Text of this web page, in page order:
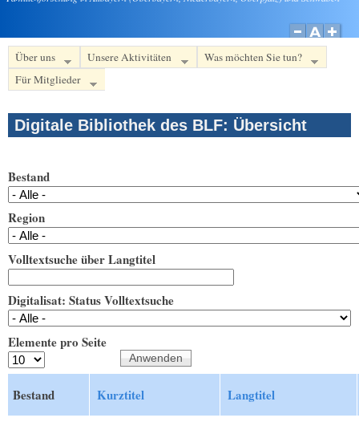
Über uns Unsere Aktivitäten
Was möchten Sie tun?
Für Mitglieder
Digitale Bibliothek des BLF: Übersicht
Bestand
Region
Volltextsuche über Langtitel
Digitalisat: Status Volltextsuche
Elemente pro Seite
Bestand Kurztitel Langtitel